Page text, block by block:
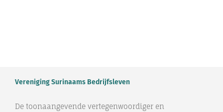
Vereniging Surinaams Bedrijfsleven
De toonaangevende vertegenwoordiger en